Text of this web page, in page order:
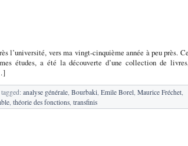
l’université, vers ma vingt-cinquième année à peu près. Ce
études, a été la découverte d’une collection de
tagged:analyse générale ,Bourbaki ,Emile Borel ,Maurice Fréchet
,théorie des fonctions ,transfinis